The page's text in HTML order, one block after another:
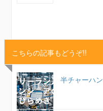
こちらの記事もどうぞ!!
半チャーハン